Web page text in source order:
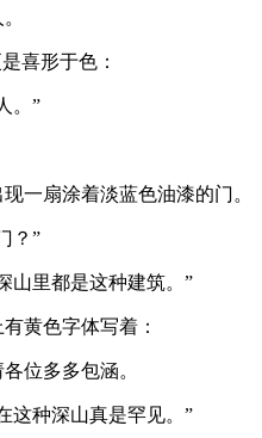
喜形于色：
。”
一扇涂着淡蓝色油漆的门。
？”
山里都是这种建筑。”
黄色字体写着：
位多多包涵。
这种深山真是罕见。”